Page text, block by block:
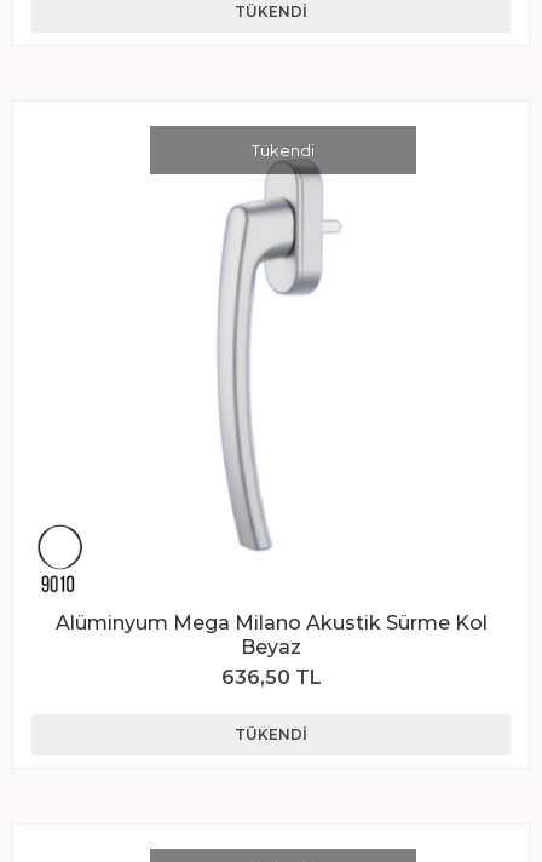
TÜKENDI
Tükendi
Alüminyum Mega Milano Akustik Sürme Kol
Beyaz
636,50 TL
TÜKENDI